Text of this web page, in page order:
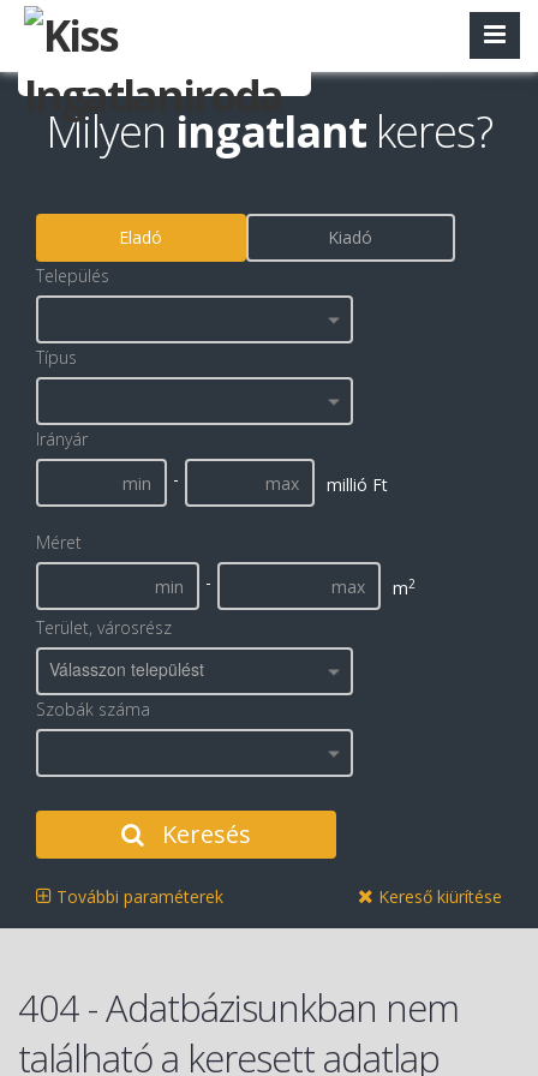
Milyen ingatlant keres?
Eladó
Kiadó
Település
Típus
Irányár
-
millió Ft
Méret
-
m2
Terület, városrész
Válasszon települést
Szobák száma
Keresés
További paraméterek Kereső kiürítése
404 - Adatbázisunkban nem
található a keresett adatlap